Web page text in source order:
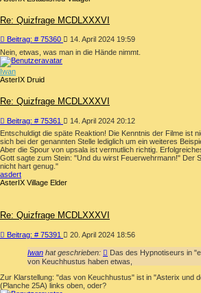
Re: Quizfrage MCDLXXXVI
Beitrag: # 75360Beitrag
14. April 2024 19:59
Nein, etwas, was man in die Hände nimmt.
Iwan
AsterIX Druid
Re: Quizfrage MCDLXXXVI
Beitrag: # 75361 Beitrag
14. April 2024 20:12
Entschuldigt die späte Reaktion! Die Kenntnis der Filme ist
sich bei der genannten Stelle lediglich um ein weiteres
Aber die Spour von upsala ist vermutlich richtig.
Gott sagte zum Stein: "Und du wirst Feuerwehrmann!" Der
nicht hart genug."
asdert
AsterIX Village Elder
Re: Quizfrage MCDLXXXVI
Beitrag: # 75391 Beitrag
20. April 2024 18:56
Iwan hat geschrieben:
Das des Hypnotiseurs in
von Keuchhustus haben etwas,
Zur Klarstellung: "das von Keuchhustus" ist in "Asterix und
(Planche 25A) links oben, oder?